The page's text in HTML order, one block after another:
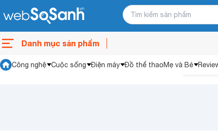
Danh mục sản phẩm
Công nghệ Cuộc sống Điện máy Đồ thể thaoMẹ và Bé